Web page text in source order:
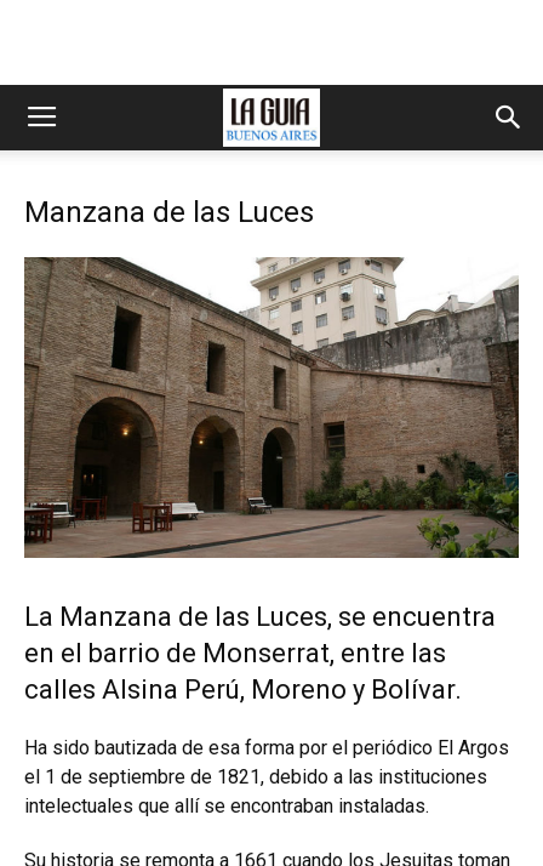
Manzana de las Luces
La Manzana de las Luces, se encuentra
en el barrio de Monserrat, entre las
calles Alsina Perú, Moreno y Bolívar.
Ha sido bautizada de esa forma por el periódico El Argos
el 1 de septiembre de 1821, debido a las instituciones
intelectuales que allí se encontraban instaladas.
Su historia se remonta a 1661 cuando los Jesuitas toman